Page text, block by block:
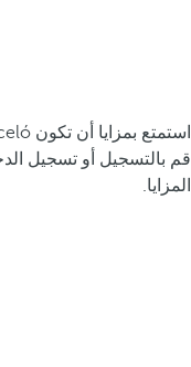
استمتع بمزايا أن تكون MyBarceló
قم بالتسجيل أو تسجيل
المزايا.